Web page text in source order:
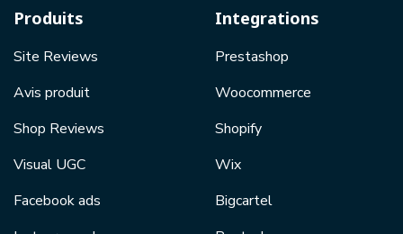
Produits
Site Reviews
Avis produit
Shop Reviews
Visual UGC
Facebook ads
Integrations
Prestashop
Woocommerce
Shopify
Wix
Bigcartel